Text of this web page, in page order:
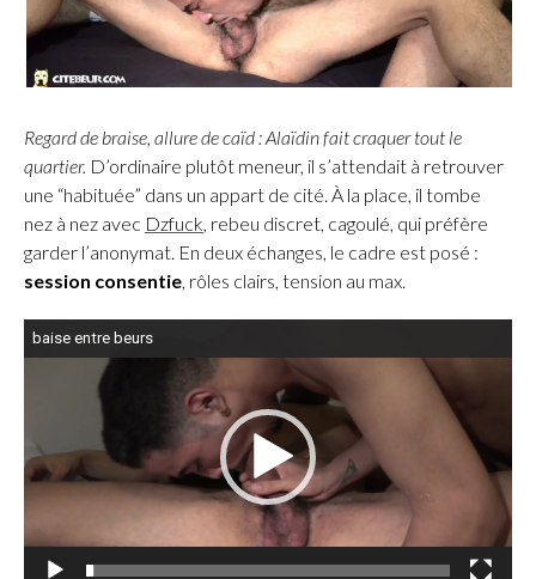
Regard de braise, allure de caïd : Alaïdin fait craquer tout le
quartier. D’ordinaire plutôt meneur, il s’attendait à retrouver
une “habituée” dans un appart de cité. À la place, il tombe
nez à nez avec Dzfuck, rebeu discret, cagoulé, qui préfère
garder l’anonymat. En deux échanges, le cadre est posé :
session consentie, rôles clairs, tension au max.
baise entre beurs
L
e
u